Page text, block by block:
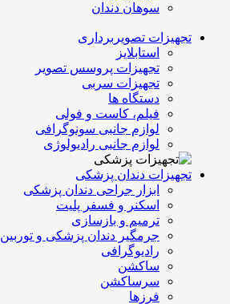
سوهان دندان
تجهیزات تصویربرداری
استابلایز
تجهیزات پروسس تصویر
تجهیزات سربی
دستگاه ها
فیلم، کاست و فولی
لوازم جانبی سونوگرافی
لوازم جانبی رادیولوژی
تجهیزات دندان پزشکی
ابزار جراحی دندان پزشکی
اسکنر و فسفر پلیت
ترمیم و بازسازی
جرمگیر دندان پزشکی و توربین
رادیوگرافی
ساکشن
سرساکشن
فرزها